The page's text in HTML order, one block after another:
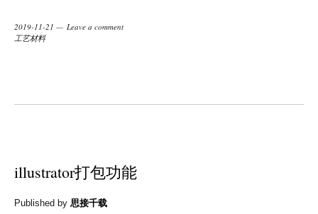
2019-11-21
Leave a comment
工艺材料
illustrator打包功能
Published by 思接千载